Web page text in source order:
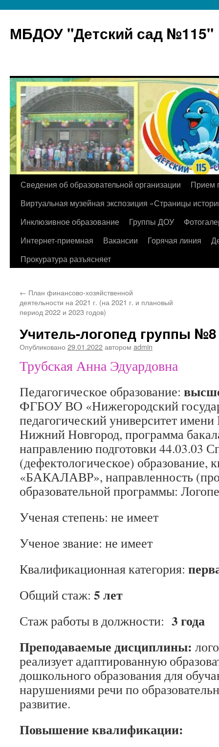
МБДОУ "Детский сад №115"
Перейти
содержимому
Сведения об образовательной организации
Прием
Виртуальная музейная экспозиция «Страницы
Инклюзивное образование
Группы ДОУ
Интернет-приемная
Вакансии Горячая линия
Прокуратура разъясняет
← План финансово-хозяйственной
деятельности на 2021 г. (на 2021 г. и плановый
период 2022 и 2023 годов)
Учитель-логопед группы №8
Опубликовано 29.01.2022автором admin
Трубская Анна Эдуардовна
Педагогическое образование:
ФГБОУ ВО «Нижегородский
педагогический университет
Нижний Новгород, программа
направлению подготовки 44.03.03
(дефектологическое) образование,
«БАКАЛАВР», направленность
образовательной программы:
Ученая степень: не имеет
Ученое звание: не имеет
Квалификационная категория:
Общий стаж: 5 лет
Стаж работы в должности: 3 года
Преподаваемые дисциплины:
реализует адаптированную
дошкольного образования для
нарушениями речи по
развитие.
Повышение квалификации: